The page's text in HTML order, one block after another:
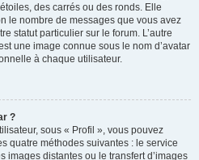
des carrés ou des ronds. Elle
le nombre de messages que vous avez
statut particulier sur le forum. L’autre
une image connue sous le nom d’avatar
à chaque utilisateur.
?
sous « Profil », vous pouvez
quatre méthodes suivantes : le service
images distantes ou le transfert d’images